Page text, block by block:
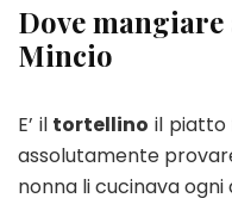
Dove
Mincio
E’ il tortellino il piatto
assolutamente
nonna li cucinava